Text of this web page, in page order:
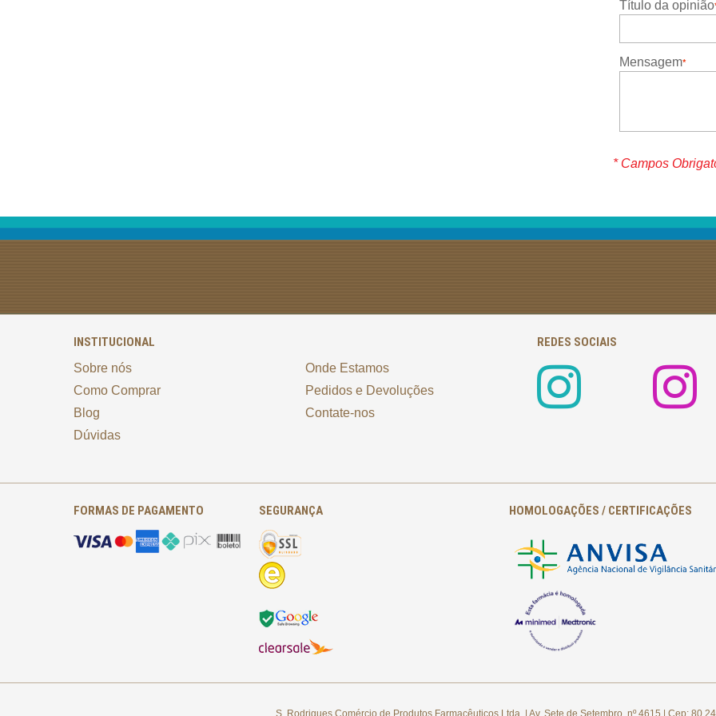
Título da opinião
Mensagem
* Campos
INSTITUCIONAL
Sobre nós
Como Comprar
Blog
Dúvidas
Onde Estamos
Pedidos e Devoluções
Contate-nos
REDES SOCIAIS
FORMAS DE PAGAMENTO SEGURANÇA HOMOLOGAÇÕES / CERTIFICAÇÕES
S. Rodrigues Comércio de Produtos Farmacêuticos Ltda. | Av. Sete de Setembro, nº 4615 | Cep: